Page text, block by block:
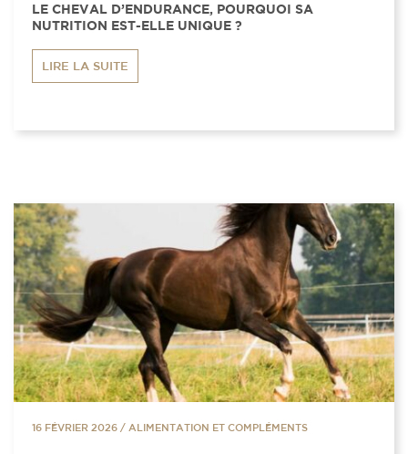
LE CHEVAL D’ENDURANCE, POURQUOI SA
NUTRITION EST-ELLE UNIQUE ?
LIRE LA SUITE
16 FÉVRIER 2026 / ALIMENTATION ET COMPLÉMENTS